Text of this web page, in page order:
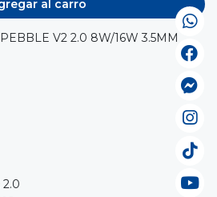
al carro
V2 2.0 8W/16W 3.5MM